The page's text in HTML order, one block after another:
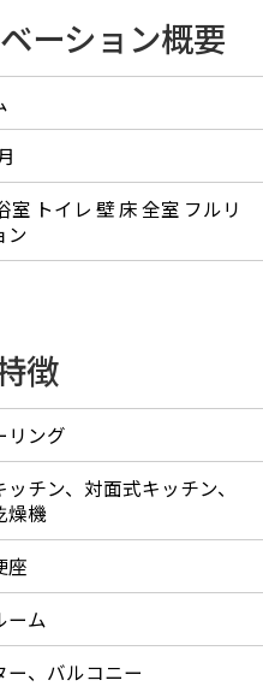
ーション概要
室 トイレ 壁 床 全室 フルリ
ン
徴
リング
チン、対面式キッチン、
燥機
座
ーム
ー、バルコニー